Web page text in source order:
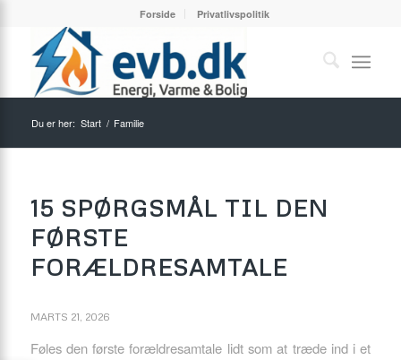
Forside Privatlivspolitik
Du er her: Start / Familie
15 SPØRGSMÅL TIL DEN
FØRSTE
FORÆLDRESAMTALE
MARTS 21, 2026
Føles den første forældresamtale lidt som at træde ind i et